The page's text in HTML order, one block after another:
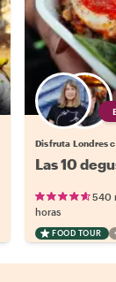
Disfruta Londres
Las 10
540
horas
FOOD TOUR